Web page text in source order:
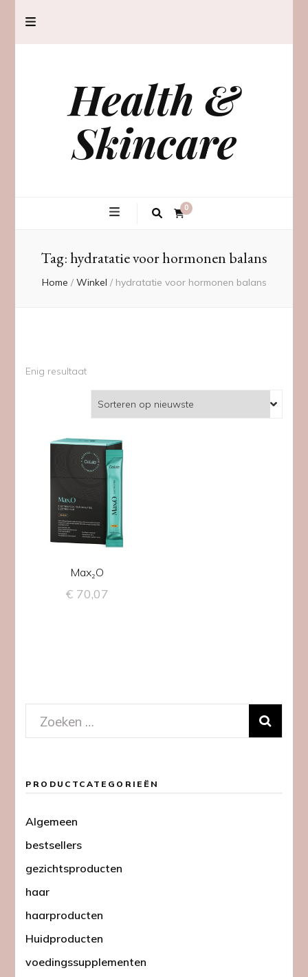
Health &
Skincare
0
Tag:hydratatie voor hormonen balans
Home / Winkel / hydratatie voor hormonen balans
Enig resultaat
Max₂O
€70,07
Zoeken
naar:
PRODUCTCATEGORIEËN
Algemeen
bestsellers
gezichtsproducten
haar
haarproducten
Huidproducten
voedingssupplementen